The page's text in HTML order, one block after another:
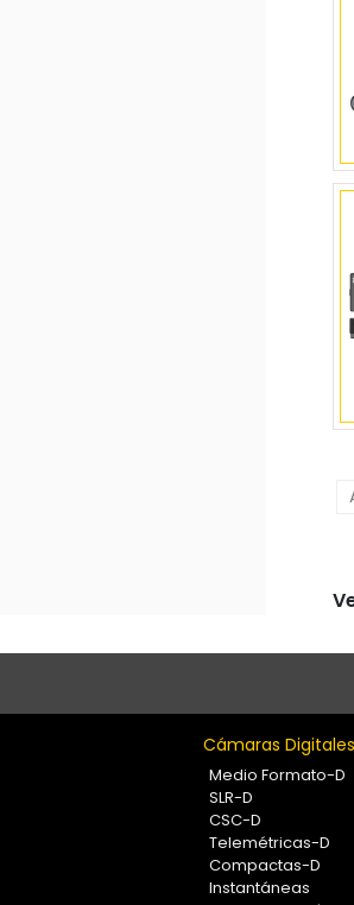
Cámaras Digitales
Medio Formato-D
SLR-D
CSC-D
Telemétricas-D
Compactas-D
Instantáneas